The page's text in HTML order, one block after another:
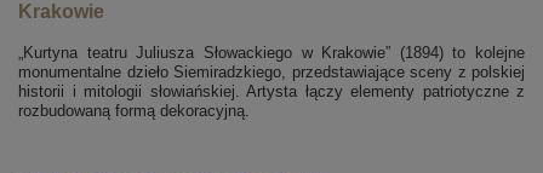
Krakowie
„Kurtyna teatru Juliusza Słowackiego w Krakowie” (1894) to kolejne
monumentalne dzieło Siemiradzkiego, przedstawiające sceny z polskiej
historii i mitologii słowiańskiej. Artysta łączy elementy patriotyczne z
rozbudowaną formą dekoracyjną.